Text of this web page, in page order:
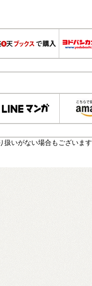
いがない場合もございます